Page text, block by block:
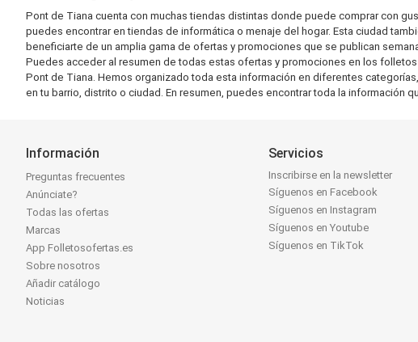
Pont de Tiana cuenta con muchas tiendas distintas donde puede comprar con
puedes encontrar en tiendas de informática o menaje del hogar. Esta ciudad
beneficiarte de un amplia gama de ofertas y promociones que se publican
Puedes acceder al resumen de todas estas ofertas y promociones en los
Pont de Tiana. Hemos organizado toda esta información en diferentes
en tu barrio, distrito o ciudad. En resumen, puedes encontrar toda la
Información
Preguntas frecuentes
Anúnciate?
Todas las ofertas
Marcas
App Folletosofertas.es
Sobre nosotros
Añadir catálogo
Noticias
Servicios
Inscribirse en la newsletter
Síguenos en Facebook
Síguenos en Instagram
Síguenos en Youtube
Síguenos en TikTok